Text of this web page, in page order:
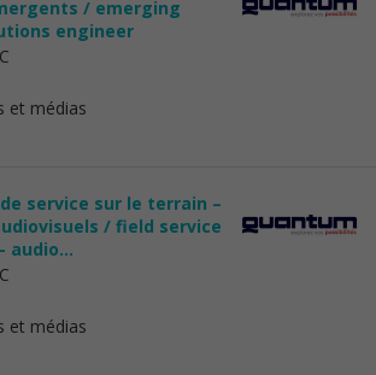
/ emerging
engineer
et médias
service sur le terrain –
/ field service
audio...
et médias